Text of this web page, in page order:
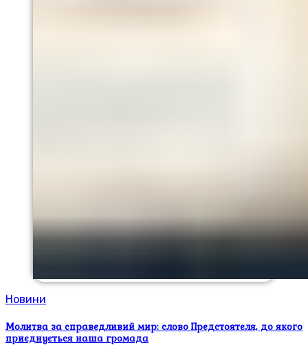
Новини
Молитва за справедливий мир: слово Предстоятеля, до якого
приєднується наша громада